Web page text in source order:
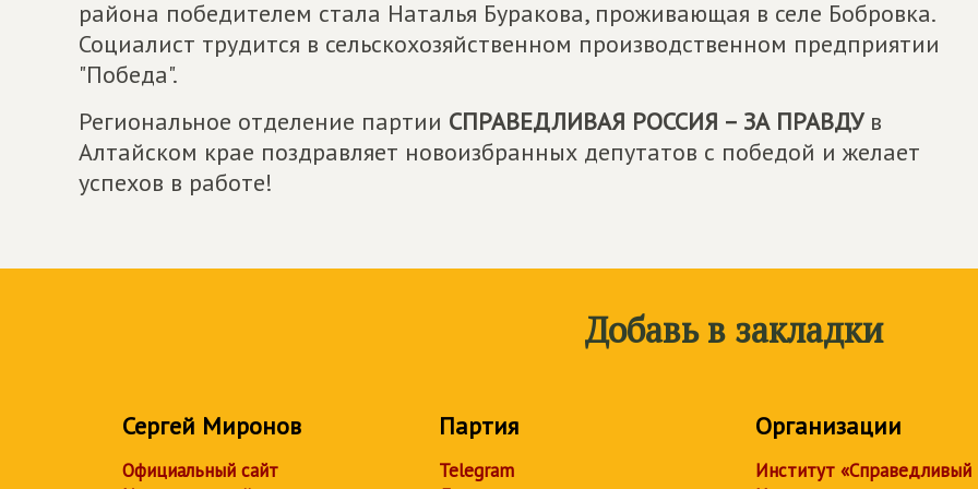
района победителем стала Наталья Буракова, проживающая в селе Бобровка.
Социалист трудится в сельскохозяйственном производственном предприятии
"Победа".
Региональное отделение партии СПРАВЕДЛИВАЯ РОССИЯ – ЗА ПРАВДУв
Алтайском крае поздравляет новоизбранных депутатов с победой и желает
успехов в работе!
Добавь в закладки
Сергей Миронов
Официальный сайт
Партия
Telegram
Организации
Институт «Справедливый